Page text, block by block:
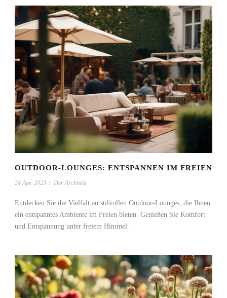
OUTDOOR-LOUNGES: ENTSPANNEN IM FREIEN
24 Apr. 2023 / Der Architekt
Entdecken Sie die Vielfalt an stilvollen Outdoor-Lounges, die Ihnen
ein entspanntes Ambiente im Freien bieten. Genießen Sie Komfort
und Entspannung unter freiem Himmel.